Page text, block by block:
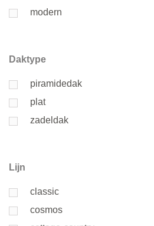
modern
Daktype
piramidedak
plat
zadeldak
Lijn
classic
cosmos